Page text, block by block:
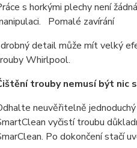
s horkými plechy není
Pomalé zavírání
detail může mít velký
Whirlpool.
trouby nemusí být nic
neuvěřitelně
vyčistí troubu
Po dokončení stačí